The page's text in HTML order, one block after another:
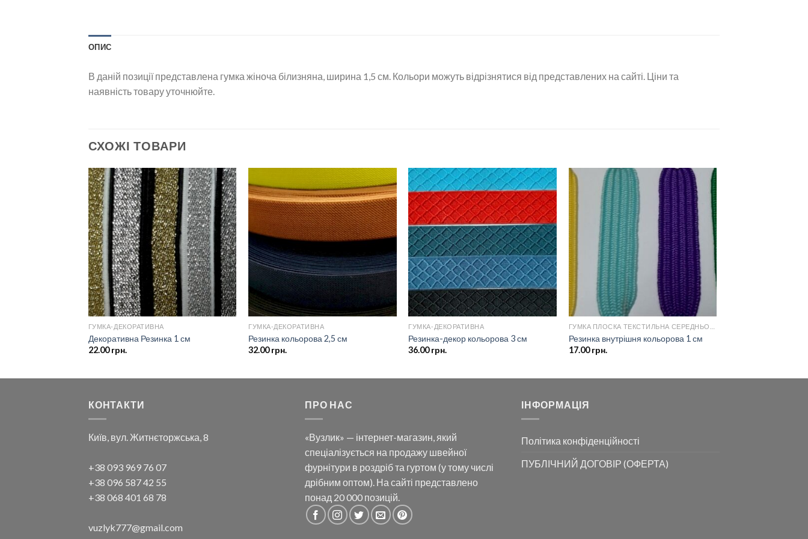
ОПИС
В даній позиції представлена гумка жіноча білизняна, ширина 1,5 см. Кольори можуть відрізнятися від представлених на сайті. Ціни та
наявність товару уточнюйте.
СХОЖІ ТОВАРИ
Додати
до
списку
бажань
ГУМКА-ДЕКОРАТИВНА
Декоративна Резинка 1 см
22.00грн.
Додати
до
списку
бажань
ГУМКА-ДЕКОРАТИВНА
Резинка кольорова 2,5 см
32.00грн.
Додати
до
списку
бажань
ГУМКА-ДЕКОРАТИВНА
Резинка-декор кольорова 3 см
36.00грн.
Додати
до
списку
бажань
Резинка внутрішня кольорова 1 см
17.00грн.
КОНТАКТИ
Київ, вул. Житнєторжська, 8
+38 093 969 76 07
+38 096 587 42 55
+38 068 401 68 78
vuzlyk777@gmail.com
ПРО НАС
«Вузлик» — інтернет-магазин, який
спеціалізується на продажу швейної
фурнітури в роздріб та гуртом (у тому числі
дрібним оптом). На сайті представлено
понад 20 000 позицій.
ІНФОРМАЦІЯ
Політика конфіденційності
ПУБЛІЧНИЙ ДОГОВІР (ОФЕРТА)